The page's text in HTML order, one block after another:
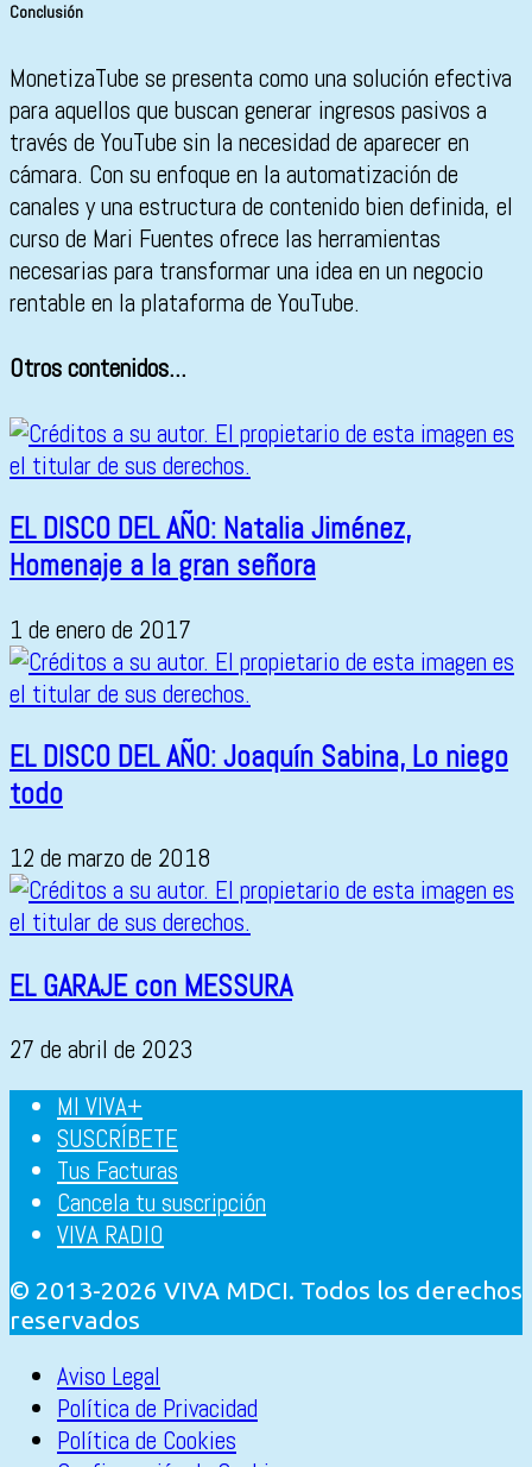
Conclusión
MonetizaTube se presenta como una solución efectiva
para aquellos que buscan generar ingresos pasivos a
través de YouTube sin la necesidad de aparecer en
cámara. Con su enfoque en la automatización de
canales y una estructura de contenido bien definida, el
curso de Mari Fuentes ofrece las herramientas
necesarias para transformar una idea en un negocio
rentable en la plataforma de YouTube.
Otros contenidos...
EL DISCO DEL AÑO: Natalia Jiménez,
Homenaje a la gran señora
1 de enero de 2017
EL DISCO DEL AÑO: Joaquín Sabina, Lo niego
todo
12 de marzo de 2018
EL GARAJE con MESSURA
27 de abril de 2023
MI VIVA+
SUSCRÍBETE
Tus Facturas
Cancela tu suscripción
VIVA RADIO
© 2013-2026 VIVA MDCI. Todos los derechos
reservados
Aviso Legal
Política de Privacidad
Política de Cookies